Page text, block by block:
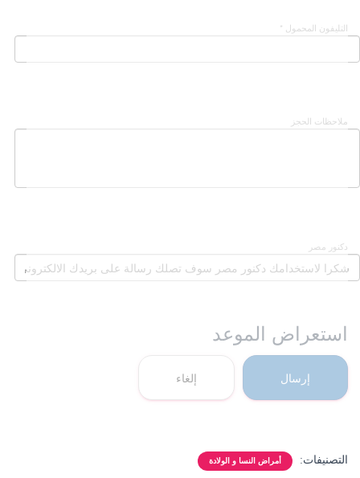
التليفون المحمول *
ملاحظات الحجز
دكنور مصر
استعراض الموعد
إرسال إلغاء
التصنيفات: أمراض النسا و الولادة